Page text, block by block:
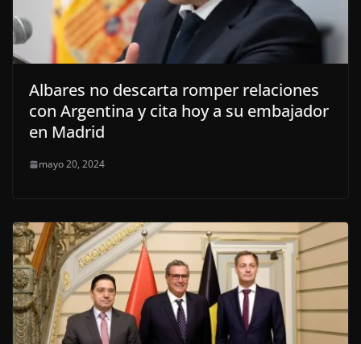
Albares no descarta romper relaciones
con Argentina y cita hoy a su embajador
en Madrid
mayo 20, 2024